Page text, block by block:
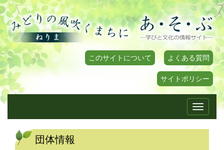
このサイトについて よくある質問
サイトポリシー
Toggle
団体情報